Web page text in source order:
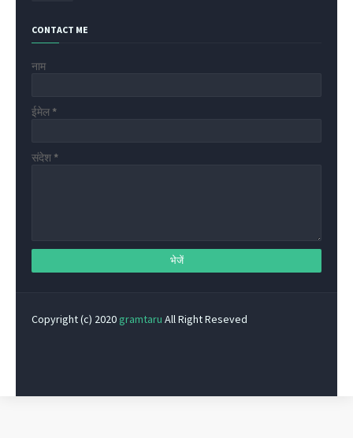
CONTACT ME
नाम
ईमेल *
संदेश *
Copyright (c) 2020 gramtaru All Right Reseved